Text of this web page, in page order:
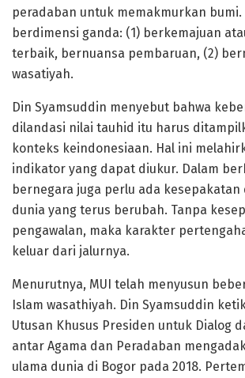
peradaban untuk memakmurkan bumi.
berdimensi ganda: (1) berkemajuan
terbaik, bernuansa pembaruan, (2)
wasatiyah.
Din Syamsuddin menyebut bahwa
dilandasi nilai tauhid itu harus
konteks keindonesiaan. Hal ini
indikator yang dapat diukur. Dalam
bernegara juga perlu ada
dunia yang terus berubah. Tanpa
pengawalan, maka karakter
keluar dari jalurnya.
Menurutnya, MUI telah menyusun
Islam wasathiyah. Din Syamsuddin
Utusan Khusus Presiden untuk Dialog
antar Agama dan Peradaban
ulama dunia di Bogor pada 2018.